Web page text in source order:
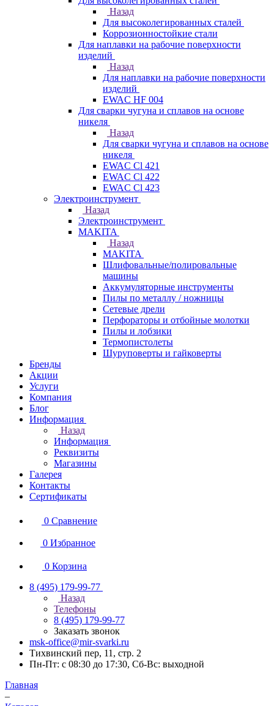
Назад
Для высоколегированных сталей
Коррозионностойкие стали
Для наплавки на рабочие поверхности
изделий
Назад
Для наплавки на рабочие поверхности
изделий
EWAC HF 004
Для сварки чугуна и сплавов на основе
никеля
Назад
Для сварки чугуна и сплавов на основе
никеля
EWAC Cl 421
EWAC Cl 422
EWAC Cl 423
Электроинструмент
Назад
Электроинструмент
МAKITA
Назад
МAKITA
Шлифовальные/полировальные
машины
Аккумуляторные инструменты
Пилы по металлу / ножницы
Сетевые дрели
Перфораторы и отбойные молотки
Пилы и лобзики
Термопистолеты
Шуруповерты и гайковерты
Бренды
Акции
Услуги
Компания
Блог
Информация
Назад
Информация
Реквизиты
Магазины
Галерея
Контакты
Сертификаты
0 Сравнение
0 Избранное
0 Корзина
8 (495) 179-99-77
Назад
Телефоны
8 (495) 179-99-77
Заказать звонок
msk-office@mir-svarki.ru
Тихвинский пер, 11, стр. 2
Пн-Пт: с 08:30 до 17:30, Сб-Вс: выходной
Главная
–